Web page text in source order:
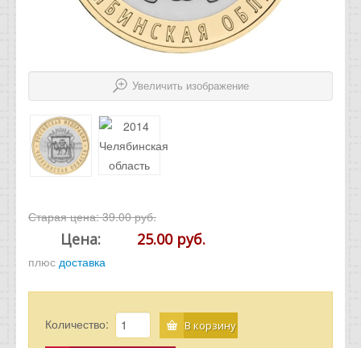
Увеличить изображение
Старая цена:39.00 руб.
Цена: 25.00 руб.
плюс доставка
Количество: В корзину